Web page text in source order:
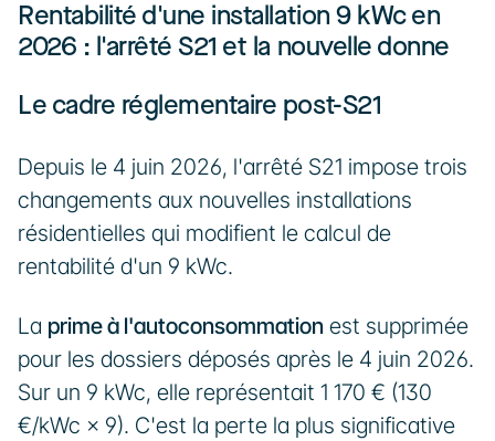
Rentabilité d'une installation 9 kWc en
2026 : l'arrêté S21 et la nouvelle donne
Le cadre réglementaire post-S21
Depuis le 4 juin 2026, l'arrêté S21 impose trois
changements aux nouvelles installations
résidentielles qui modifient le calcul de
rentabilité d'un 9 kWc.
La prime à l'autoconsommation est supprimée
pour les dossiers déposés après le 4 juin 2026.
Sur un 9 kWc, elle représentait 1 170 € (130
€/kWc × 9). C'est la perte la plus significative